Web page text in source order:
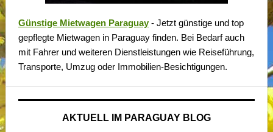
Günstige Mietwagen Paraguay- Jetzt günstige und top
gepflegte Mietwagen in Paraguay finden. Bei Bedarf auch
mit Fahrer und weiteren Dienstleistungen wie Reiseführung,
Transporte, Umzug oder Immobilien-Besichtigungen.
AKTUELL IM PARAGUAY BLOG